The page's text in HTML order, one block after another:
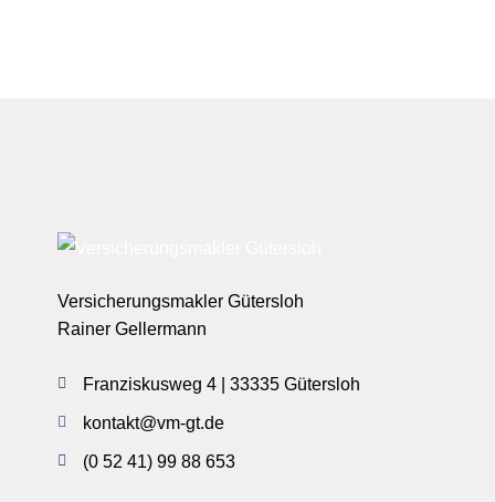
Versicherungsmakler Gütersloh
Rainer Gellermann
Franziskusweg 4 | 33335 Gütersloh
kontakt@vm-gt.de
(0 52 41) 99 88 653